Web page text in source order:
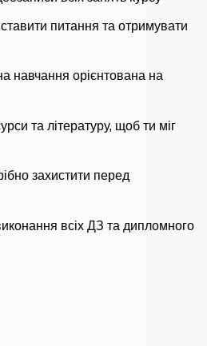
питання та отримувати
навчання орієнтована на
та літературу, щоб ти міг
захистити перед
всіх ДЗ та дипломного